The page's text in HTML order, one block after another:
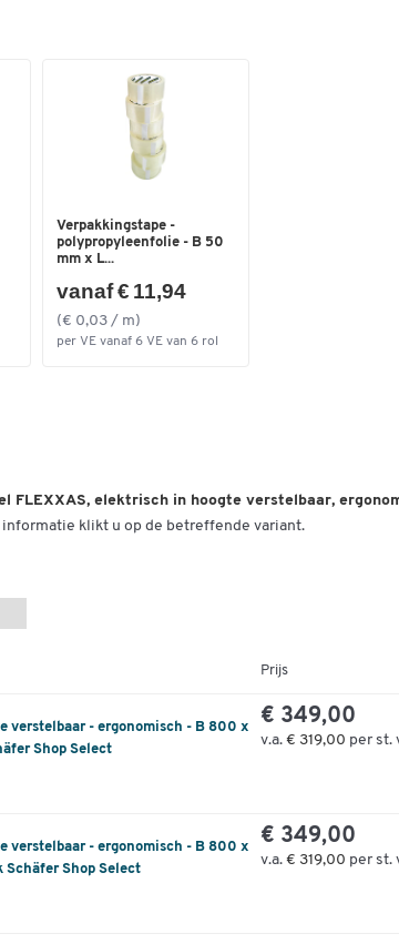
Afmetingen: B 800 x D 800 x H
Verschillende decorvarianten
Individualisten die altijd flexibel willen
hechten aan prestaties, vinden met
de Schfer Shop Select serie de juiste
Hoogte van (mm)
Verpakkingstape -
polypropyleenfolie - B 50
mm x L...
vanaf € 11,94
(€ 0,03 / m)
per VE vanaf 6 VE van 6 rol
elektrisch in hoogte verstelbaar,
klikt u op de betreffende variant.
Prijs
verstelbaar - ergonomisch - B 800 x
Shop Select
€ 349,00
v.a. € 319,00 per st.
verstelbaar - ergonomisch - B 800 x
Schäfer Shop Select
€ 349,00
v.a. € 319,00 per st.